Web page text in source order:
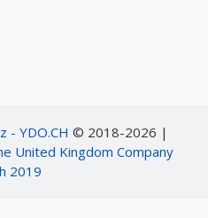
- YDO.CH © 2018-2026 |
United Kingdom Company
2019